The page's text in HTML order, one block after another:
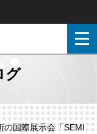
グ
の国際展示会「SEMI